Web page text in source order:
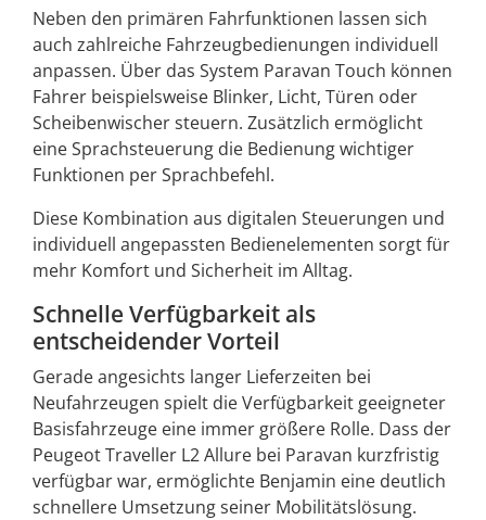
Neben den primären Fahrfunktionen lassen sich
auch zahlreiche Fahrzeugbedienungen individuell
anpassen. Über das System Paravan Touch können
Fahrer beispielsweise Blinker, Licht, Türen oder
Scheibenwischer steuern. Zusätzlich ermöglicht
eine Sprachsteuerung die Bedienung wichtiger
Funktionen per Sprachbefehl.
Diese Kombination aus digitalen Steuerungen und
individuell angepassten Bedienelementen sorgt für
mehr Komfort und Sicherheit im Alltag.
Schnelle Verfügbarkeit als
entscheidender Vorteil
Gerade angesichts langer Lieferzeiten bei
Neufahrzeugen spielt die Verfügbarkeit geeigneter
Basisfahrzeuge eine immer größere Rolle. Dass der
Peugeot Traveller L2 Allure bei Paravan kurzfristig
verfügbar war, ermöglichte Benjamin eine deutlich
schnellere Umsetzung seiner Mobilitätslösung.